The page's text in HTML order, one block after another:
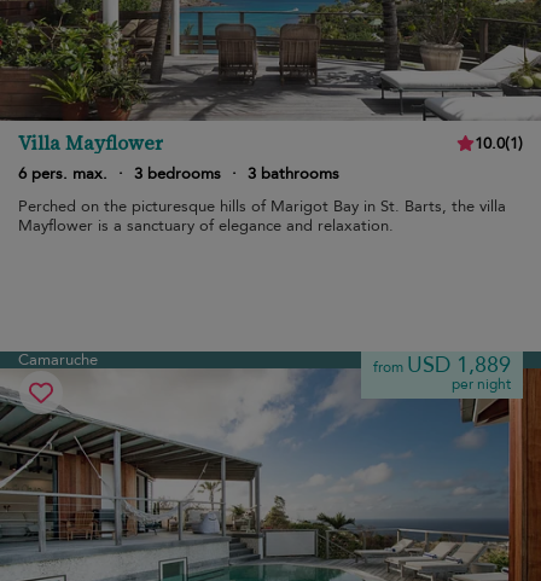
Villa Mayflower 10.0(1)
6 pers. max.
· 3 bedrooms · 3 bathrooms
Perched on the picturesque hills of Marigot Bay in St. Barts, the villa
Mayflower is a sanctuary of elegance and relaxation.
Camaruche from USD 1,889
per night